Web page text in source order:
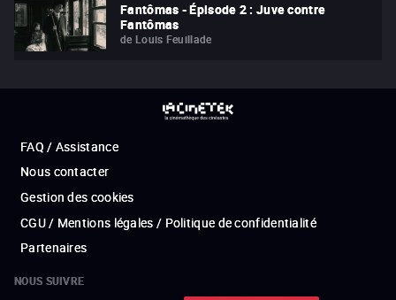
Fantômas - Épisode 2 : Juve contre
Fantômas
de Louis Feuillade
FAQ / Assistance
Nous contacter
Gestion des cookies
CGU / Mentions légales / Politique de confidentialité
Partenaires
NOUS SUIVRE